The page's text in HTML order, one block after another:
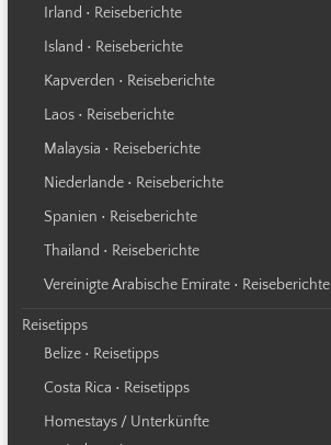
Irland • Reiseberichte
Island • Reiseberichte
Kapverden • Reiseberichte
Laos • Reiseberichte
Malaysia • Reiseberichte
Niederlande • Reiseberichte
Spanien • Reiseberichte
Thailand • Reiseberichte
Vereinigte Arabische Emirate • Reiseberichte
Reisetipps
Belize • Reisetipps
Costa Rica • Reisetipps
Homestays / Unterkünfte